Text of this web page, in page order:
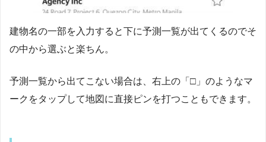
建物名の一部を入力すると下に予測一覧が出てくるのでそ
の中から選ぶと楽ちん。
予測一覧から出てこない場合は、右上の「□」のようなマ
ークをタップして地図に直接ピンを打つこともできます。